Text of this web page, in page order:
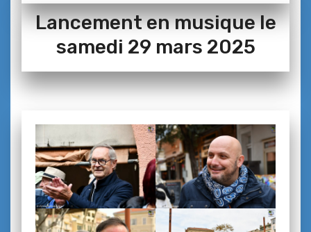
Lancement en musique le
samedi 29 mars 2025